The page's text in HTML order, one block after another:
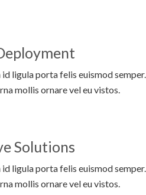
ligula porta felis euismod
mollis ornare vel eu vistos.
Solutions
ligula porta felis euismod
mollis ornare vel eu vistos.